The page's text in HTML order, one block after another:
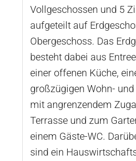
Vollgeschossen und 5
aufgeteilt auf
Obergeschoss. Das
besteht dabei aus
einer offenen Küche,
großzügigen Wohn-
mit angrenzendem
Terrasse und zum
einem Gäste-WC.
sind ein